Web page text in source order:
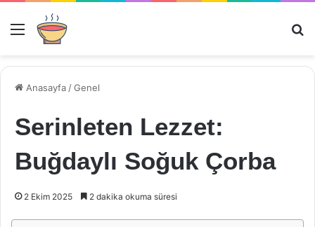
Menü
Anasayfa /Genel
Serinleten Lezzet:
Buğdaylı Soğuk Çorba
2 Ekim 2025 2 dakika okuma süresi